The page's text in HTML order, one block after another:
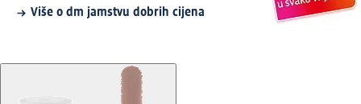
Više o dm jamstvu dobrih cijena